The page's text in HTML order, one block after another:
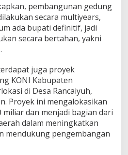
pembangunan gedung
secara multiyears,
ada bupati definitif, jadi
secara bertahan, yakni
juga proyek
KONI Kabupaten
di Desa Rancaiyuh,
Proyek ini mengalokasikan
miliar dan menjadi bagian dari
dalam meningkatkan
mendukung pengembangan